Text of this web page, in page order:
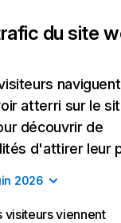
du site
naviguent
atterri sur le
découvrir de
d'attirer leur
2026
visiteurs viennent